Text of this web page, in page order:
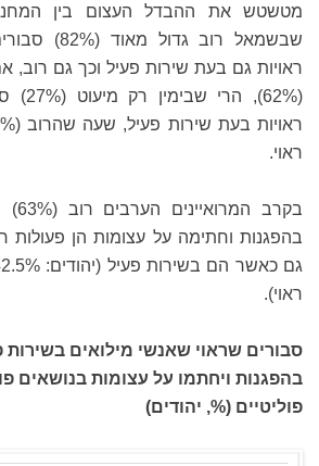
מטשטש את ההבדל העצום בין
שבשמאל רוב
ראויות גם בעת שירות פעיל וכך גם רוב,
(62%),
ראוי.
בהפגנות וחתימה על עצומות הן פעולות
ראוי).
סבורים שראוי שאנשי מילואים בשירות
בהפגנות ויחתמו על עצומות בנושאים
פוליטיים (%, יהודים)